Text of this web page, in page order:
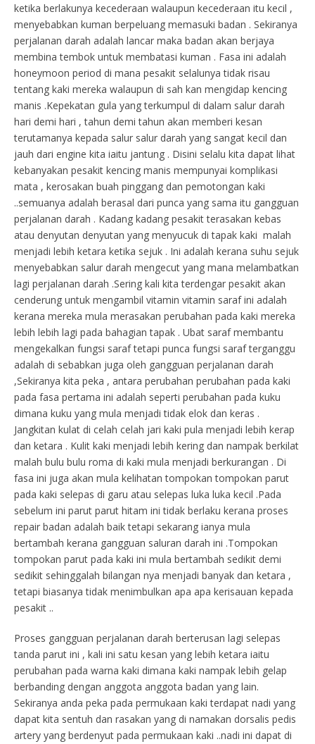
ketika berlakunya kecederaan walaupun kecederaan itu kecil ,
menyebabkan kuman berpeluang memasuki badan . Sekiranya
perjalanan darah adalah lancar maka badan akan berjaya
membina tembok untuk membatasi kuman . Fasa ini adalah
honeymoon period di mana pesakit selalunya tidak risau
tentang kaki mereka walaupun di sah kan mengidap kencing
manis .Kepekatan gula yang terkumpul di dalam salur darah
hari demi hari , tahun demi tahun akan memberi kesan
terutamanya kepada salur salur darah yang sangat kecil dan
jauh dari engine kita iaitu jantung . Disini selalu kita dapat lihat
kebanyakan pesakit kencing manis mempunyai komplikasi
mata , kerosakan buah pinggang dan pemotongan kaki
..semuanya adalah berasal dari punca yang sama itu gangguan
perjalanan darah . Kadang kadang pesakit terasakan kebas
atau denyutan denyutan yang menyucuk di tapak kaki malah
menjadi lebih ketara ketika sejuk . Ini adalah kerana suhu sejuk
menyebabkan salur darah mengecut yang mana melambatkan
lagi perjalanan darah .Sering kali kita terdengar pesakit akan
cenderung untuk mengambil vitamin vitamin saraf ini adalah
kerana mereka mula merasakan perubahan pada kaki mereka
lebih lebih lagi pada bahagian tapak . Ubat saraf membantu
mengekalkan fungsi saraf tetapi punca fungsi saraf terganggu
adalah di sebabkan juga oleh gangguan perjalanan darah
,Sekiranya kita peka , antara perubahan perubahan pada kaki
pada fasa pertama ini adalah seperti perubahan pada kuku
dimana kuku yang mula menjadi tidak elok dan keras .
Jangkitan kulat di celah celah jari kaki pula menjadi lebih kerap
dan ketara . Kulit kaki menjadi lebih kering dan nampak berkilat
malah bulu bulu roma di kaki mula menjadi berkurangan . Di
fasa ini juga akan mula kelihatan tompokan tompokan parut
pada kaki selepas di garu atau selepas luka luka kecil .Pada
sebelum ini parut parut hitam ini tidak berlaku kerana proses
repair badan adalah baik tetapi sekarang ianya mula
bertambah kerana gangguan saluran darah ini .Tompokan
tompokan parut pada kaki ini mula bertambah sedikit demi
sedikit sehinggalah bilangan nya menjadi banyak dan ketara ,
tetapi biasanya tidak menimbulkan apa apa kerisauan kepada
pesakit ..
Proses gangguan perjalanan darah berterusan lagi selepas
tanda parut ini , kali ini satu kesan yang lebih ketara iaitu
perubahan pada warna kaki dimana kaki nampak lebih gelap
berbanding dengan anggota anggota badan yang lain.
Sekiranya anda peka pada permukaan kaki terdapat nadi yang
dapat kita sentuh dan rasakan yang di namakan dorsalis pedis
artery yang berdenyut pada permukaan kaki ..nadi ini dapat di